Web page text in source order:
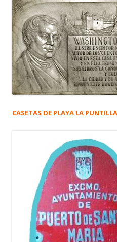
CASETAS DE PLAYA LA PUNTILLA